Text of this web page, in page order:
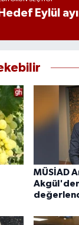
Hedef Eylül
MÜSİAD